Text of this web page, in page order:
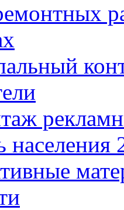
населения